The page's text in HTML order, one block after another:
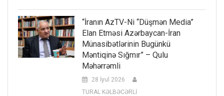
“İranın AzTV-Ni “düşmən Media”
Elan Etməsi Azərbaycan-İran
Münasibətlərinin Bugünkü
Məntiqinə Sığmır” – Qulu
Məhərrəmli
28 İyul 2026
TURAL KƏLBƏCƏRLİ